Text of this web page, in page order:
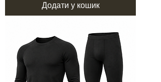
Додати у кошик